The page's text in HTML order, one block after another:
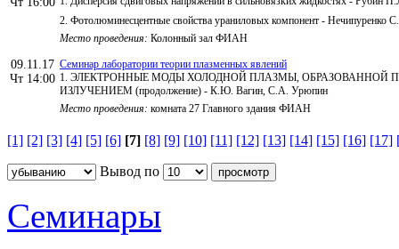
2. Фотолюминесцентные свойства ураниловых компонент - Нечипуренко
Место проведения: Колонный зал ФИАН
09.11.17
Чт 14:00
Семинар лаборатории теории плазменных явлений
1. ЭЛЕКТРОННЫЕ МОДЫ ХОЛОДНОЙ ПЛАЗМЫ,
ИЗЛУЧЕНИЕМ (продолжение) - К.Ю. Вагин, С.А. Урюпин
Место проведения: комната 27 Главного здания ФИАН
[1] [2] [3] [4] [5] [6] [7] [8] [9] [10] [11] [12] [13] [14] [15] [16] [17]
Вывод по
Семинары